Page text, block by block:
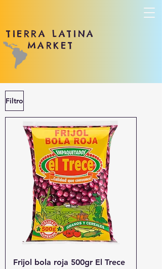
TIERRA LATINA
MARKET
Filtro
Frijol bola roja 500gr El Trece